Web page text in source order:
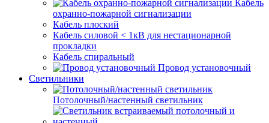
Кабель
охранно-пожарной сигнализации
Кабель плоский
Кабель силовой < 1кВ для нестационарной
прокладки
Кабель спиральный
Провод установочный
Светильники
Потолочный/настенный светильник